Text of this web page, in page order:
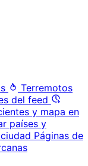
Terremotos
del feed
y mapa en
países y
Páginas de